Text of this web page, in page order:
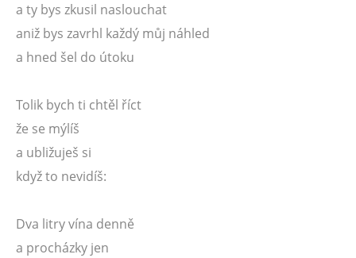
a ty bys zkusil naslouchat
aniž bys zavrhl každý můj náhled
a hned šel do útoku
Tolik bych ti chtěl říct
že se mýlíš
a ubližuješ si
když to nevidíš:
Dva litry vína denně
a procházky jen